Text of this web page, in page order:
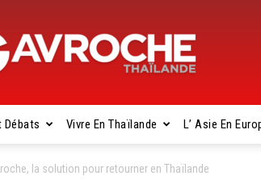
Gavroche
Débats Vivre En Thaïlande L’ Asie En
la solution pour retourner en Thaïlande